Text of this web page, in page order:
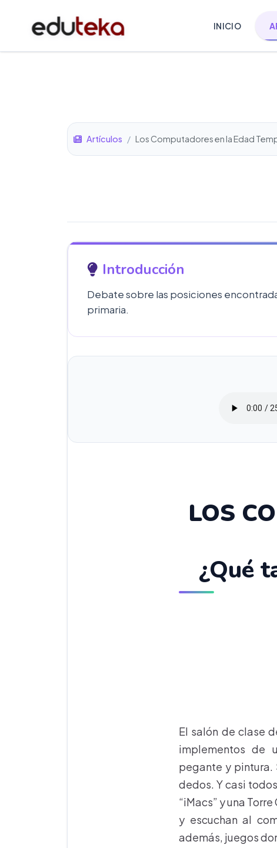
INICIO
Artículos / Los Computadores en la Edad
Introducción
Debate sobre las posiciones
primaria.
LOS
¿Qué
El salón de clase
implementos de
pegante y pintura.
dedos. Y casi
“iMacs” y una
y escuchan al
además, juegos